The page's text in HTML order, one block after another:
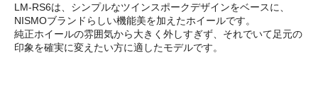
LM-RS6は、シンプルなツインスポークデザインをベースに、
NISMOブランドらしい機能美を加えたホイールです。
純正ホイールの雰囲気から大きく外しすぎず、それでいて足元の
印象を確実に変えたい方に適したモデルです。